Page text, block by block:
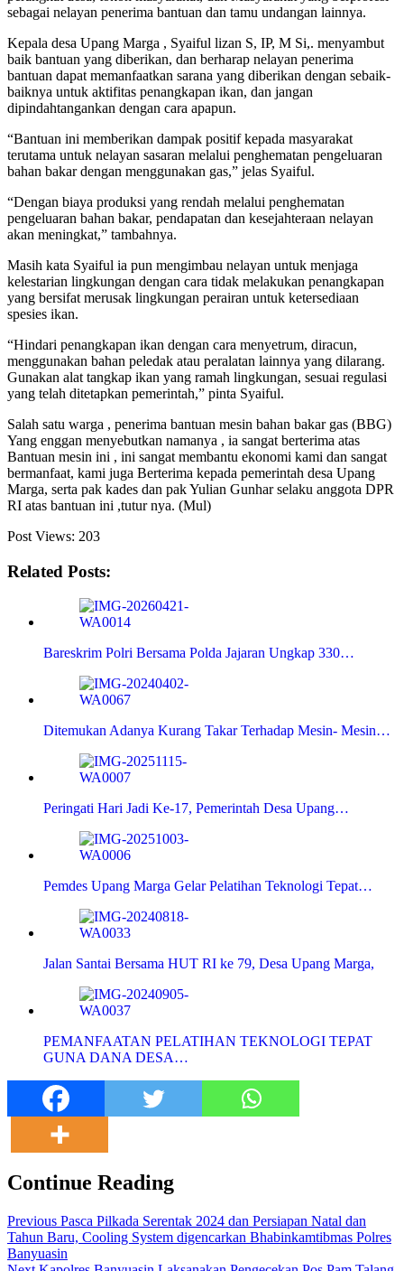
sebagai nelayan penerima bantuan dan tamu undangan lainnya.
Kepala desa Upang Marga , Syaiful lizan S, IP, M Si,. menyambut
baik bantuan yang diberikan, dan berharap nelayan penerima
bantuan dapat memanfaatkan sarana yang diberikan dengan sebaik-
baiknya untuk aktifitas penangkapan ikan, dan jangan
dipindahtangankan dengan cara apapun.
“Bantuan ini memberikan dampak positif kepada masyarakat
terutama untuk nelayan sasaran melalui penghematan pengeluaran
bahan bakar dengan menggunakan gas,” jelas Syaiful.
“Dengan biaya produksi yang rendah melalui penghematan
pengeluaran bahan bakar, pendapatan dan kesejahteraan nelayan
akan meningkat,” tambahnya.
Masih kata Syaiful ia pun mengimbau nelayan untuk menjaga
kelestarian lingkungan dengan cara tidak melakukan penangkapan
yang bersifat merusak lingkungan perairan untuk ketersediaan
spesies ikan.
“Hindari penangkapan ikan dengan cara menyetrum, diracun,
menggunakan bahan peledak atau peralatan lainnya yang dilarang.
Gunakan alat tangkap ikan yang ramah lingkungan, sesuai regulasi
yang telah ditetapkan pemerintah,” pinta Syaiful.
Salah satu warga , penerima bantuan mesin bahan bakar gas (BBG)
Yang enggan menyebutkan namanya , ia sangat berterima atas
Bantuan mesin ini , ini sangat membantu ekonomi kami dan sangat
bermanfaat, kami juga Berterima kepada pemerintah desa Upang
Marga, serta pak kades dan pak Yulian Gunhar selaku anggota DPR
RI atas bantuan ini ,tutur nya. (Mul)
Post Views: 203
Related Posts:
Bareskrim Polri Bersama Polda Jajaran Ungkap 330…
Ditemukan Adanya Kurang Takar Terhadap Mesin- Mesin…
Peringati Hari Jadi Ke-17, Pemerintah Desa Upang…
Pemdes Upang Marga Gelar Pelatihan Teknologi Tepat…
Jalan Santai Bersama HUT RI ke 79, Desa Upang Marga,
PEMANFAATAN PELATIHAN TEKNOLOGI TEPAT
GUNA DANA DESA…
Continue Reading
Previous Pasca Pilkada Serentak 2024 dan Persiapan Natal dan
Tahun Baru, Cooling System digencarkan Bhabinkamtibmas Polres
Banyuasin